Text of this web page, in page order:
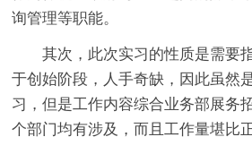
询管理等职能。
其次，此次实习的性质是需要
于创始阶段，人手奇缺，因此虽然
习，但是工作内容综合业务部展务
个部门均有涉及，而且工作量堪比